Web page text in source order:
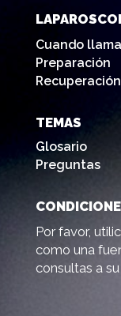
Cuando
Preparación
Recuperación
TEMAS
Glosario
Preguntas
Por favor,
como una
consultas a